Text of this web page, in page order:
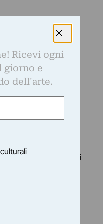
sui loro pallidi
canovaccio…
Ricevi ogni
giorno e
dell'arte.